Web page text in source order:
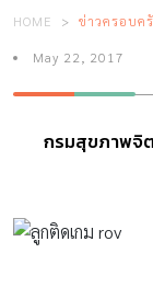
HOME ข่าวครอบค
May 22, 2017
กรมสุขภาพจิต